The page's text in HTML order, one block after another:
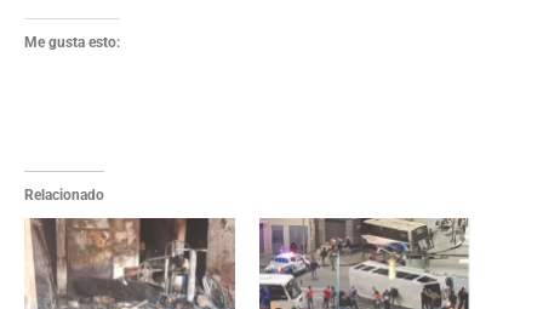
Me gusta esto:
Relacionado